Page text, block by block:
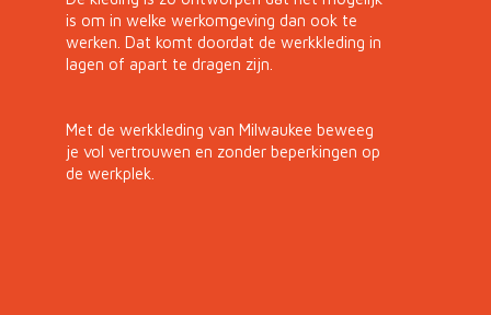
is om in welke werkomgeving dan ook te
werken. Dat komt doordat de werkkleding in
lagen of apart te dragen zijn.
Met de werkkleding van Milwaukee beweeg
je vol vertrouwen en zonder beperkingen op
de werkplek.